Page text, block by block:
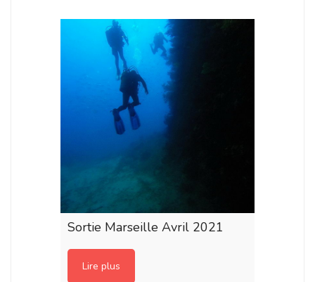
Sortie Marseille Avril 2021
Lire plus